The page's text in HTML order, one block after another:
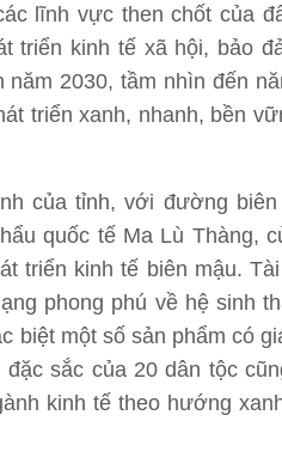
lĩnh vực then chốt của
triển kinh tế xã hội, bảo
2030, tầm nhìn đến
triển xanh, nhanh, bền
của tỉnh, với đường
quốc tế Ma Lù Thàng,
triển kinh tế biên mậu.
phong phú về hệ sinh
biệt một số sản phẩm có
sắc của 20 dân tộc
kinh tế theo hướng